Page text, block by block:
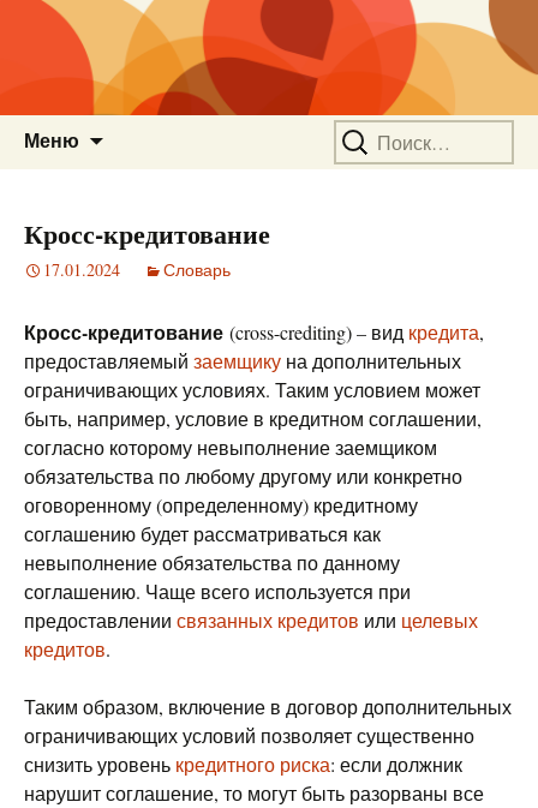
Меню Найти:
Кросс-кредитование
17.01.2024 Словарь
Кросс-кредитование (cross-crediting) – вид кредита,
предоставляемый заемщику на дополнительных
ограничивающих условиях. Таким условием может
быть, например, условие в кредитном соглашении,
согласно которому невыполнение заемщиком
обязательства по любому другому или конкретно
оговоренному (определенному) кредитному
соглашению будет рассматриваться как
невыполнение обязательства по данному
соглашению. Чаще всего используется при
предоставлении связанных кредитов или целевых
кредитов.
Таким образом, включение в договор дополнительных
ограничивающих условий позволяет существенно
снизить уровень кредитного риска: если должник
нарушит соглашение, то могут быть разорваны все